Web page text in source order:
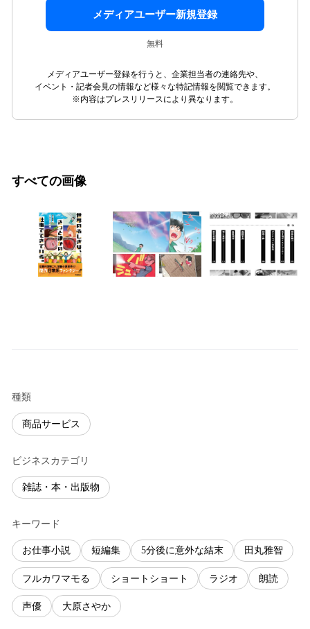
メディアユーザー新規登録
無料
メディアユーザー登録を行うと、企業担当者の連絡先や、
イベント・記者会見の情報など様々な特記情報を閲覧できます。
※内容はプレスリリースにより異なります。
すべての画像
種類
商品サービス
ビジネスカテゴリ
雑誌・本・出版物
キーワード
お仕事小説 短編集 5分後に意外な結末 田丸雅智
フルカワマモる ショートショート ラジオ 朗読
声優 大原さやか